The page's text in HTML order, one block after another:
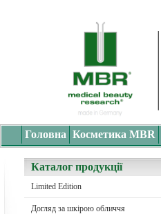
Головна Косметика MBR
Каталог продукції
Limited Edition
Догляд за шкірою обличчя